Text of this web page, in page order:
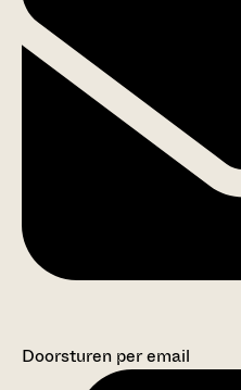
Doorsturen per email